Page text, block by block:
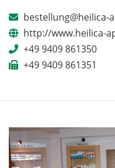
http://www.heilica-
+49 9409 861350
+49 9409 861351